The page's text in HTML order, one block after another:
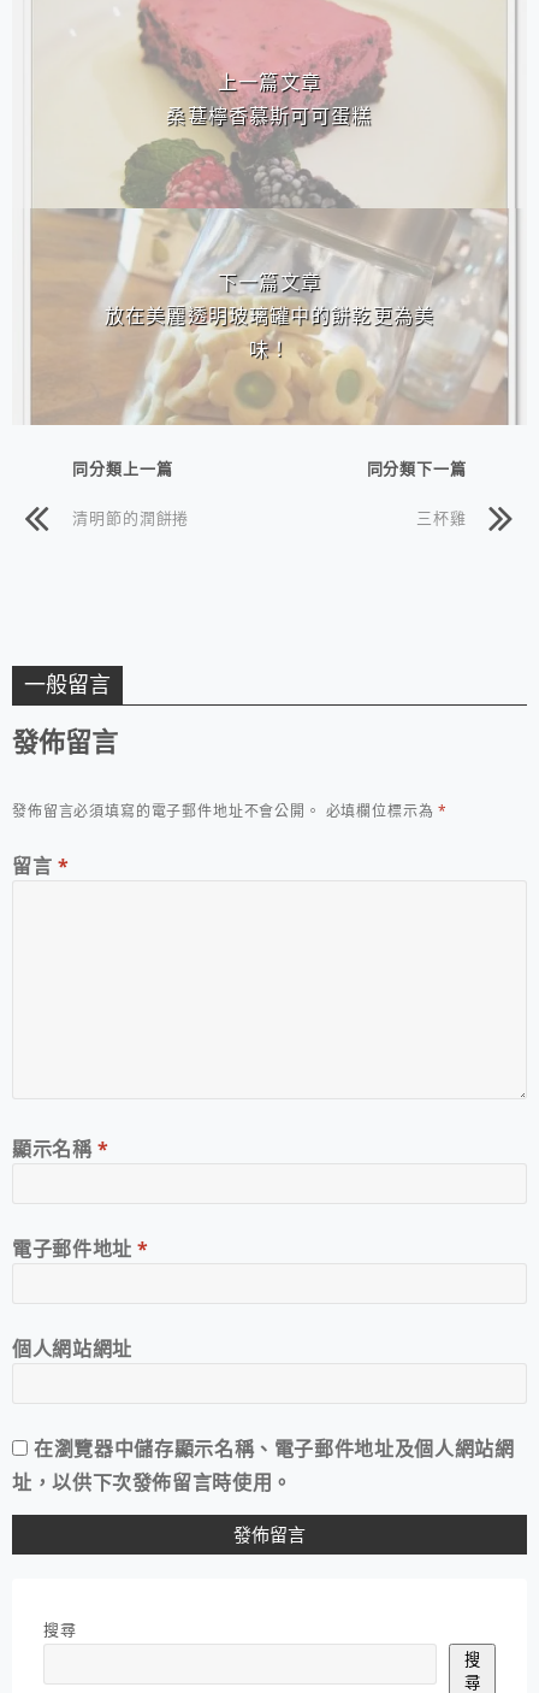
上一篇文章
桑葚檸香慕斯可可蛋糕
下一篇文章
放在美麗透明玻璃罐中的餅乾更為美
味！
同分類上一篇
清明節的潤餅捲
同分類下一篇
三杯雞
一般留言
發佈留言
發佈留言必須填寫的電子郵件地址不會公開。 必填欄位標示為*
留言 *
顯示名稱*
電子郵件地址*
個人網站網址
在瀏覽器中儲存顯示名稱、電子郵件地址及個人網站網
址，以供下次發佈留言時使用。
搜尋
搜
尋